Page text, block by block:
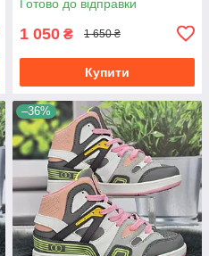
Готово до відправки
1 050 ₴ 1 650 ₴
Купити
–36%